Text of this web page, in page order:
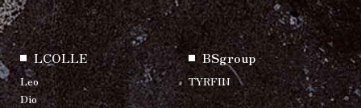
LCOLLE
Leo
Dio
BSgroup
TYRFIN